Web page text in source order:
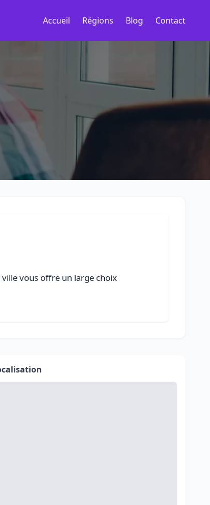
Accueil Régions Blog Contact
vous offre un large choix